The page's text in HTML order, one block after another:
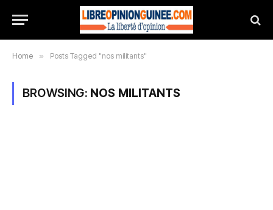
Home » Posts Tagged "nos militants"
BROWSING: NOS MILITANTS